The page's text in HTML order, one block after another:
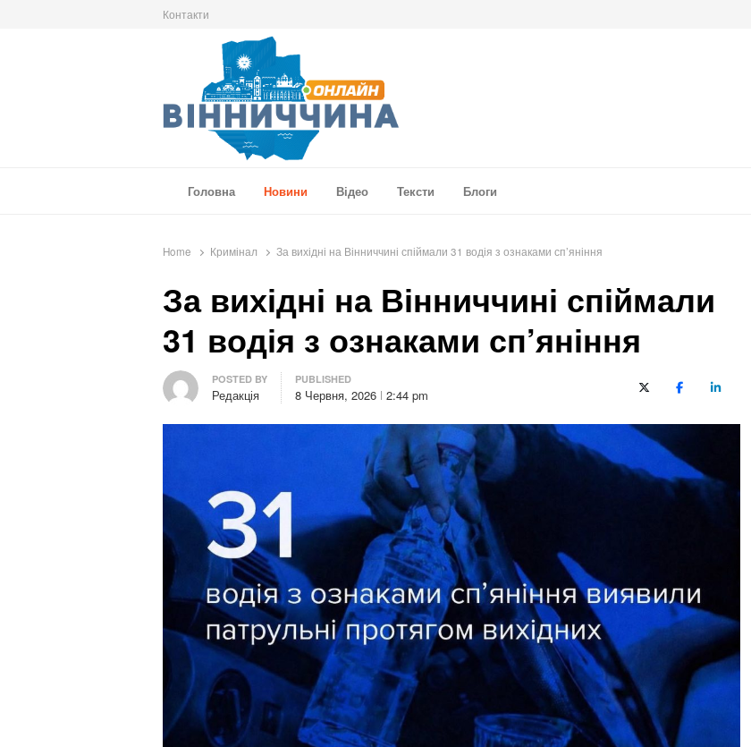
Контакти
Головна
Новини Відео Тексти Блоги
Home Кримінал За вихідні на Вінниччині спіймали 31 водія з ознаками сп’яніння
За вихідні на Вінниччині спіймали
31 водія з ознаками сп’яніння
Author
POSTED BY
Редакція
PUBLISHED
8 Червня, 2026 2:44 pm X (Twitter)FacebookLinkedIn